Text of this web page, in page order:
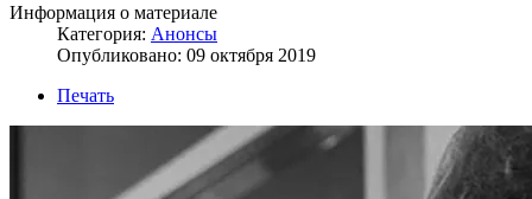
Информация о материале
Категория: Анонсы
Опубликовано: 09 октября 2019
Печать